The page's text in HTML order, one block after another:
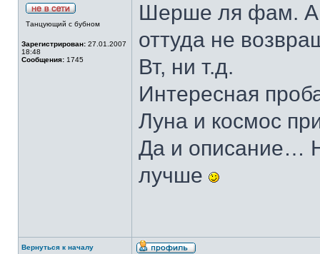
Танцующий с бубном
Зарегистрирован: 27.01.2007
18:48
Сообщения: 1745
Шерше ля фам. А
оттуда не
Вт, ни т.д.
Интересная
Луна и космос
Да и описание…
лучше
Вернуться к началу